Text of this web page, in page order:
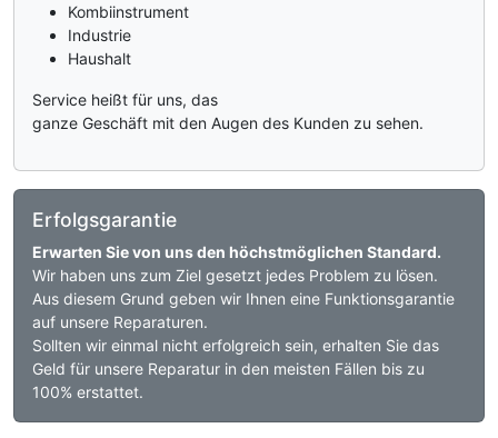
Kombiinstrument
Industrie
Haushalt
Service heißt für uns, das
ganze Geschäft mit den Augen des Kunden zu sehen.
Erfolgsgarantie
Erwarten Sie von uns den höchstmöglichen Standard.
Wir haben uns zum Ziel gesetzt jedes Problem zu lösen.
Aus diesem Grund geben wir Ihnen eine Funktionsgarantie
auf unsere Reparaturen.
Sollten wir einmal nicht erfolgreich sein, erhalten Sie das
Geld für unsere Reparatur in den meisten Fällen bis zu
100% erstattet.